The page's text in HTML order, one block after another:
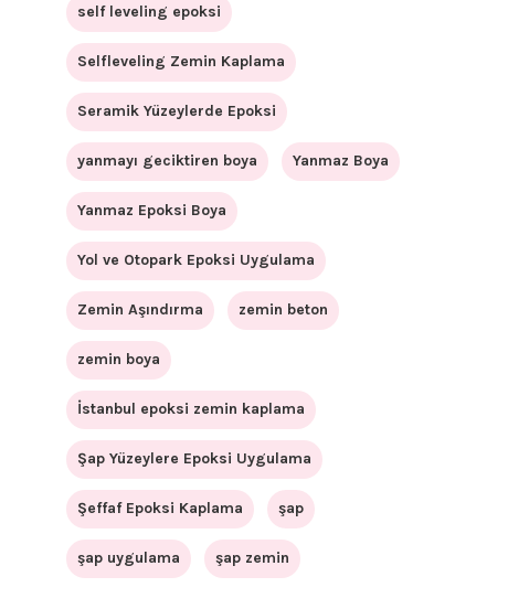
self leveling epoksi
Selfleveling Zemin Kaplama
Seramik Yüzeylerde Epoksi
yanmayı geciktiren boya Yanmaz Boya
Yanmaz Epoksi Boya
Yol ve Otopark Epoksi Uygulama
Zemin Aşındırma zemin beton
zemin boya
İstanbul epoksi zemin kaplama
Şap Yüzeylere Epoksi Uygulama
Şeffaf Epoksi Kaplama şap
şap uygulama şap zemin